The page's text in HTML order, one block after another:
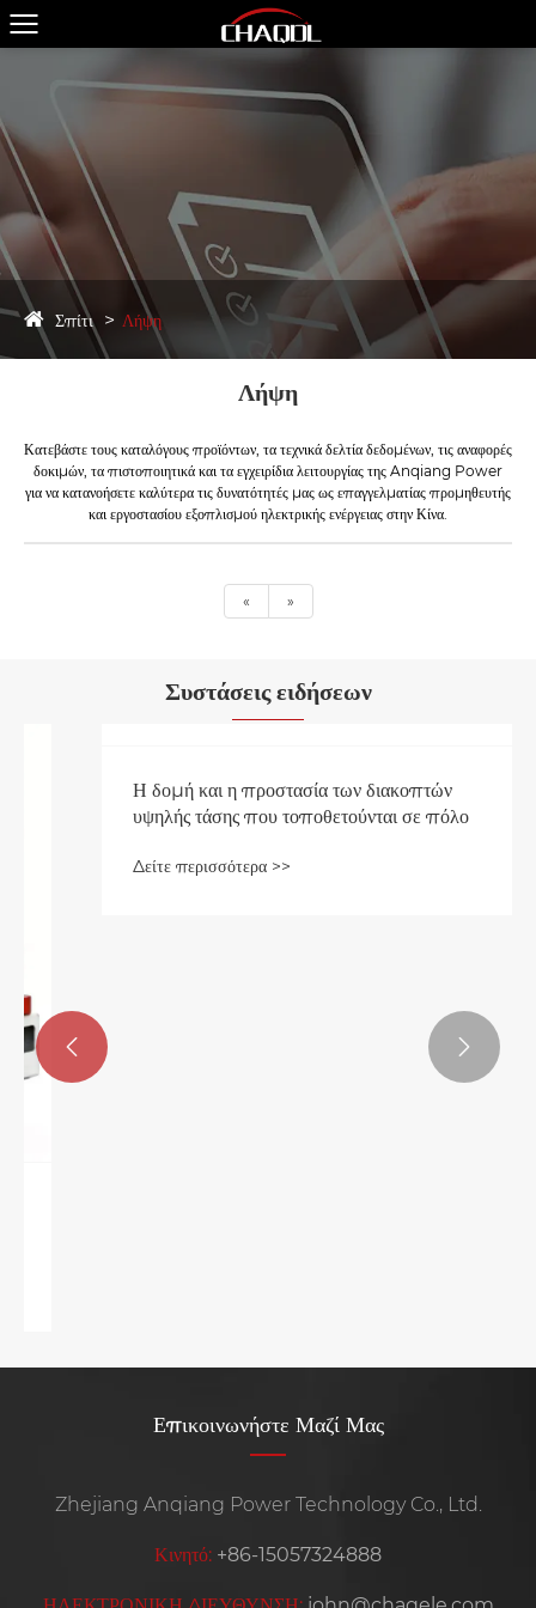
Σπίτι Λήψη
Λήψη
Κατεβάστε τους καταλόγους προϊόντων, τα τεχνικά δελτία δεδομένων, τις αναφορές
δοκιμών, τα πιστοποιητικά και τα εγχειρίδια λειτουργίας της Anqiang Power
για να κατανοήσετε καλύτερα τις δυνατότητές μας ως επαγγελματίας προμηθευτής
και εργοστασίου εξοπλισμού ηλεκτρικής ενέργειας στην Κίνα.
« »
Συστάσεις ειδήσεων
Η δομή και η προστασία των διακοπτών
υψηλής τάσης που τοποθετούνται σε πόλο
 
Επικοινωνήστε Μαζί Μας
Zhejiang Anqiang Power Technology Co., Ltd.
Κινητό: +86-15057324888